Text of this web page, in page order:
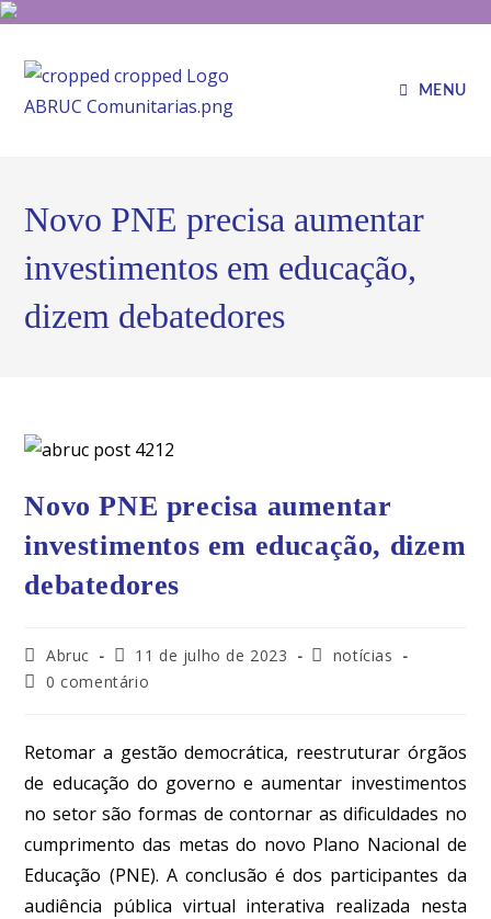
MENU
Novo PNE precisa aumentar
investimentos em educação,
dizem debatedores
Novo PNE precisa aumentar
investimentos em educação, dizem
debatedores
Abruc 11 de julho de 2023
notícias
0 comentário
Retomar a gestão democrática, reestruturar órgãos
de educação do governo e aumentar investimentos
no setor são formas de contornar as dificuldades no
cumprimento das metas do novo Plano Nacional de
Educação (PNE). A conclusão é dos participantes da
audiência pública virtual interativa realizada nesta